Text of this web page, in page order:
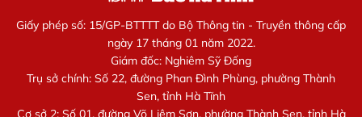
Giấy phép số: 15/GP-BTTTT do Bộ Thông tin - Truyền thông cấp
ngày 17 tháng 01 năm 2022.
Giám đốc: Nghiêm Sỹ Đống
Trụ sở chính: Số 22, đường Phan Đình Phùng, phường Thành
Sen, tỉnh Hà Tĩnh
Cơ sở 2: Số 01, đường Võ Liêm Sơn, phường Thành Sen, tỉnh Hà